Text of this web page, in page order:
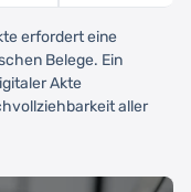
erfordert eine
Belege. Ein
Akte
aller